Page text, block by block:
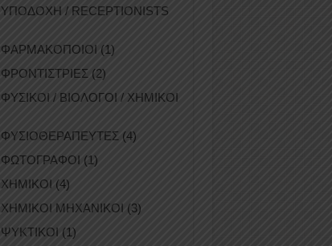
ΥΠΟΔΟΧΗ / RECEPTIONISTS
ΦΑΡΜΑΚΟΠΟΙΟΙ (1)
ΦΡΟΝΤΙΣΤΡΙΕΣ (2)
ΦΥΣΙΚΟΙ / ΒΙΟΛΟΓΟΙ / ΧΗΜΙΚΟΙ
ΦΥΣΙΟΘΕΡΑΠΕΥΤΕΣ (4)
ΦΩΤΟΓΡΑΦΟΙ (1)
ΧΗΜΙΚΟΙ (4)
ΧΗΜΙΚΟΙ ΜΗΧΑΝΙΚΟΙ (3)
ΨΥΚΤΙΚΟΙ (1)